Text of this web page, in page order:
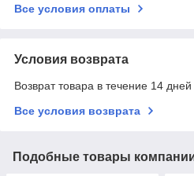
Все условия оплаты
Условия возврата
Возврат товара в течение 14
Все условия возврата
Подобные товары